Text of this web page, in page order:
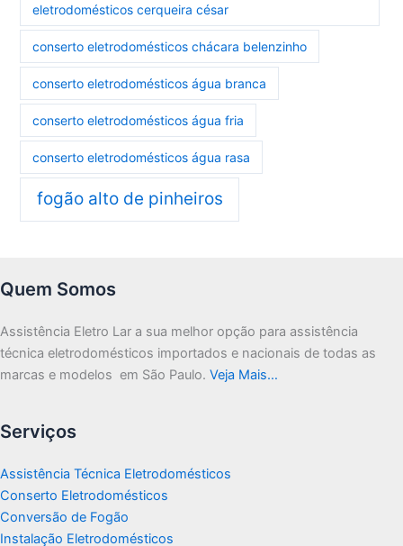
eletrodomésticos cerqueira césar
conserto eletrodomésticos chácara belenzinho
conserto eletrodomésticos água branca
conserto eletrodomésticos água fria
conserto eletrodomésticos água rasa
fogão alto de pinheiros
Quem Somos
Assistência Eletro Lar a sua melhor opção para assistência
técnica eletrodomésticos importados e nacionais de todas as
marcas e modelos em São Paulo. Veja Mais…
Serviços
Assistência Técnica Eletrodomésticos
Conserto Eletrodomésticos
Conversão de Fogão
Instalação Eletrodomésticos